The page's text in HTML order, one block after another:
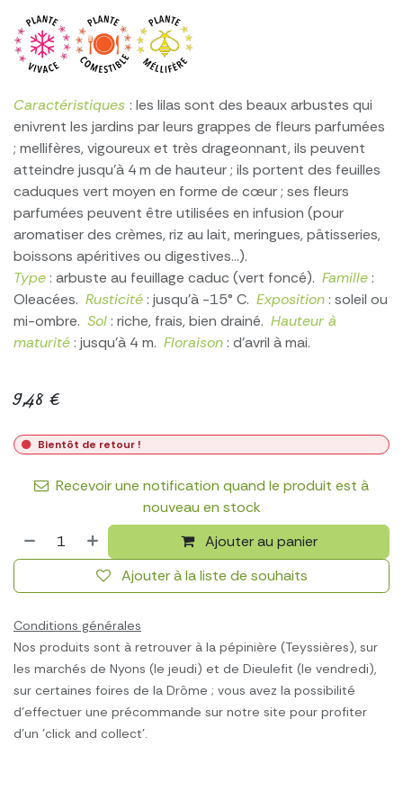
Caractéristiques : les lilas sont des beaux arbustes qui
enivrent les jardins par leurs grappes de fleurs parfumées
; mellifères, vigoureux et très drageonnant, ils peuvent
atteindre jusqu’à 4 m de hauteur ; ils portent des feuilles
caduques vert moyen en forme de cœur ; ses fleurs
parfumées peuvent être utilisées en infusion (pour
aromatiser des crèmes, riz au lait, meringues, pâtisseries,
boissons apéritives ou digestives…).
Type : arbuste au feuillage caduc (vert foncé). Famille :
Oleacées. Rusticité : jusqu’à -15° C. Exposition : soleil ou
mi-ombre. Sol : riche, frais, bien drainé. Hauteur à
maturité : jusqu'à 4 m. Floraison : d'avril à mai.
9,48 €
Bientôt de retour !
Recevoir une notification quand le produit est à
nouveau en stock
Ajouter au panier
Ajouter à la liste de souhaits
Conditions générales
Nos produits sont à retrouver à la pépinière (Teyssières), sur
les marchés de Nyons (le jeudi) et de Dieulefit (le vendredi),
sur certaines foires de la Drôme ; vous avez la possibilité
d'effectuer une précommande sur notre site pour profiter
d'un 'click and collect'.